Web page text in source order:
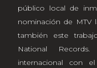
público local de
nominación de MTV
también este
National
internacional con